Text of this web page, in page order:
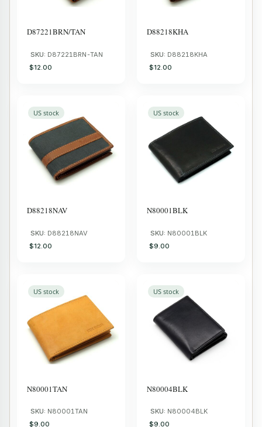
D87221BRN/TAN
SKU: D87221BRN-TAN
$12.00
D88218KHA
SKU: D88218KHA
$12.00
US stock
D88218NAV
SKU: D88218NAV
$12.00
US stock
N80001BLK
SKU: N80001BLK
$9.00
US stock
N80001TAN
SKU: N80001TAN
$9.00
US stock
N80004BLK
SKU: N80004BLK
$9.00